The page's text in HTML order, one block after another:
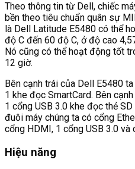
Theo thông tin từ Dell, chiếc
bền theo tiêu chuẩn quân sự
là Dell Latitude E5480 có thể
độ C đến 60 độ C, ở độ cao
Nó cũng có thể hoạt động tốt
12 giờ.
Bên cạnh trái của Dell E5480
1 khe đọc SmartCard. Bên
1 cổng USB 3.0 khe đọc thẻ
đuôi máy chúng ta có cổng
cổng HDMI, 1 cổng USB 3.0 và
Hiệu năng